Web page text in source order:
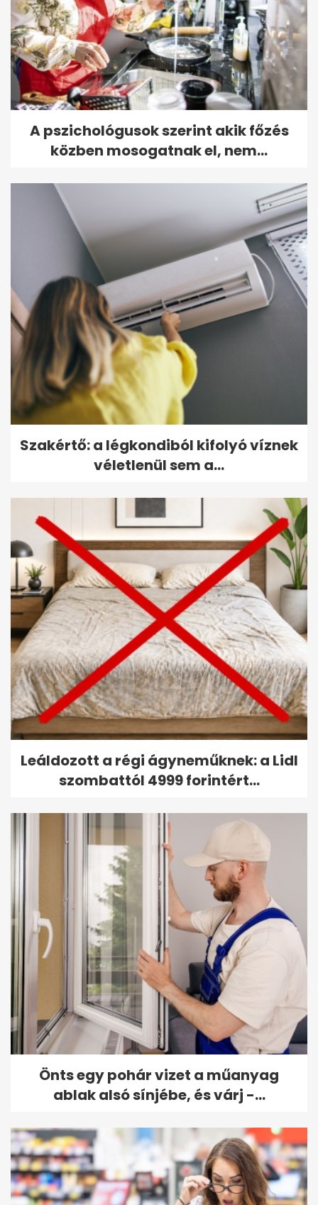
A pszichológusok szerint akik főzés
közben mosogatnak el, nem...
Szakértő: a légkondiból kifolyó víznek
véletlenül sem a...
Leáldozott a régi ágyneműknek: a Lidl
szombattól 4999 forintért...
Önts egy pohár vizet a műanyag
ablak alsó sínjébe, és várj -...